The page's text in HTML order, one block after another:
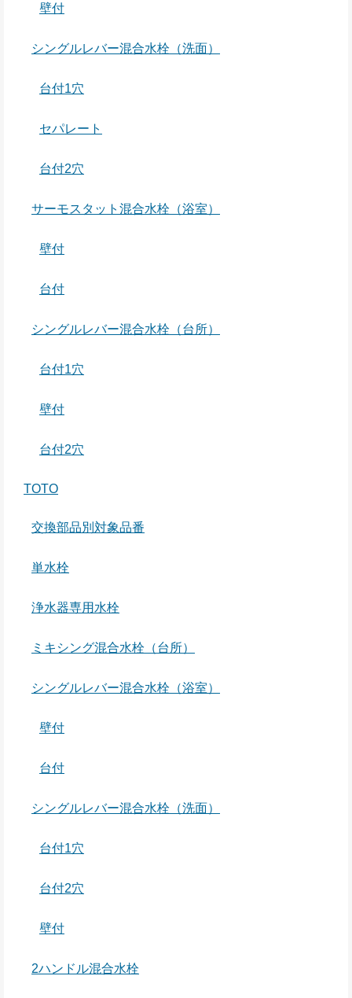
壁付
シングルレバー混合水栓（洗面）
台付1穴
セパレート
台付2穴
サーモスタット混合水栓（浴室）
壁付
台付
シングルレバー混合水栓（台所）
台付1穴
壁付
台付2穴
TOTO
交換部品別対象品番
単水栓
浄水器専用水栓
ミキシング混合水栓（台所）
シングルレバー混合水栓（浴室）
壁付
台付
シングルレバー混合水栓（洗面）
台付1穴
台付2穴
壁付
2ハンドル混合水栓